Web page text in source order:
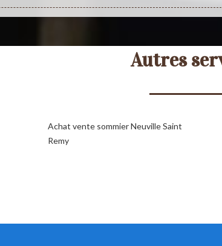
Autres
Achat vente sommier Neuville Saint
Remy